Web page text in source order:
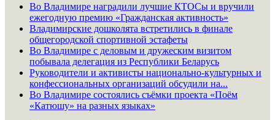
Во Владимире наградили лучшие КТОСы и вручили
ежегодную премию «Гражданская активность»
Владимирские дошколята встретились в финале
общегородской спортивной эстафеты
Во Владимире с деловым и дружеским визитом
побывала делегация из Республики Беларусь
Руководители и активисты национально-культурных и
конфессиональных организаций обсудили на...
Во Владимире состоялись съёмки проекта «Поём
«Катюшу» на разных языках»